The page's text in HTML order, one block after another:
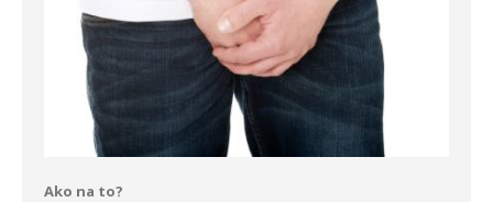
Ako na to?